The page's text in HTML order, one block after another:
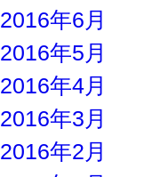
2016年6月
2016年5月
2016年4月
2016年3月
2016年2月